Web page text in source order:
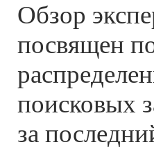
Обзор
посвящен
поисковых
за